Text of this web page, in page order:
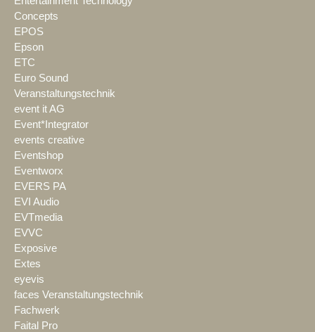
Concepts
EPOS
Epson
ETC
Euro Sound
Veranstaltungstechnik
event it AG
Event*Integrator
events creative
Eventshop
Eventworx
EVERS PA
EVI Audio
EVTmedia
EVVC
Exposive
Extes
eyevis
faces Veranstaltungstechnik
Fachwerk
Faital Pro